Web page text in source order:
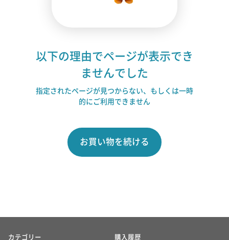
以下の理由でページが表示でき
ませんでした
指定されたページが見つからない、もしくは一時
的にご利用できません
お買い物を続ける
カテゴリー 購入履歴